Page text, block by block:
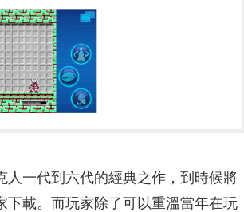
人一代到六代的經典之作，到時候將
下載。而玩家除了可以重溫當年在玩